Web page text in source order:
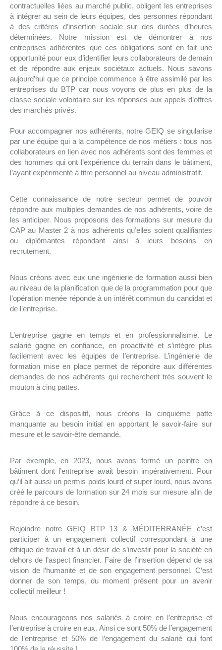
contractuelles liées au marché public, obligent les entreprises
à intégrer au sein de leurs équipes, des personnes répondant
à des critères d’insertion sociale sur des durées d’heures
déterminées. Notre mission est de démontrer à nos
entreprises adhérentes que ces obligations sont en fait une
opportunité pour eux d’identifier leurs collaborateurs de demain
et de répondre aux enjeux sociétaux actuels. Nous savons
aujourd’hui que ce principe commence à être assimilé par les
entreprises du BTP car nous voyons de plus en plus de la
classe sociale volontaire sur les réponses aux appels d’offres
des marchés privés.
Pour accompagner nos adhérents, notre GEIQ se singularise
par une équipe qui a la compétence de nos métiers : tous nos
collaborateurs en lien avec nos adhérents sont des femmes et
des hommes qui ont l’expérience du terrain dans le bâtiment,
l’ayant expérimenté à titre personnel au niveau administratif.
Cette connaissance de notre secteur permet de pouvoir
répondre aux multiples demandes de nos adhérents, voire de
les anticiper. Nous proposons des formations sur mesure du
CAP au Master 2 à nos adhérents qu’elles soient qualifiantes
ou diplômantes répondant ainsi à leurs besoins en
recrutement.
Nous créons avec eux une ingénierie de formation aussi bien
au niveau de la planification que de la programmation pour que
l’opération menée réponde à un intérêt commun du candidat et
de l’entreprise.
L’entreprise gagne en temps et en professionnalisme. Le
salarié gagne en confiance, en proactivité et s’intègre plus
facilement avec les équipes de l’entreprise. L’ingénierie de
formation mise en place permet de répondre aux différentes
demandes de nos adhérents qui recherchent très souvent le
mouton à cinq pattes.
Grâce à ce dispositif, nous créons la cinquième patte
manquante au besoin initial en apportant le savoir-faire sur
mesure et le savoir-être demandé.
Par exemple, en 2023, nous avons formé un peintre en
bâtiment dont l’entreprise avait besoin impérativement. Pour
qu’il ait aussi un permis poids lourd et super lourd, nous avons
créé le parcours de formation sur 24 mois sur mesure afin de
répondre à ce besoin.
Rejoindre notre GEIQ BTP 13 & MÉDITERRANÉE c’est
participer à un engagement collectif correspondant à une
éthique de travail et à un désir de s’investir pour la société en
dehors de l’aspect financier. Faire de l’insertion dépend de sa
vision de l’humanité et de son engagement personnel. C’est
donner de son temps, du moment présent pour un avenir
collectif meilleur !
Nous encourageons nos salariés à croire en l’entreprise et
l’entreprise à croire en eux. Ainsi ce sont 50% de l’engagement
de l’entreprise et 50% de l’engagement du salarié qui font